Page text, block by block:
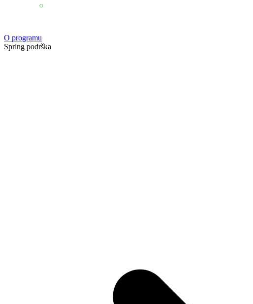
O programu
Spring podrška